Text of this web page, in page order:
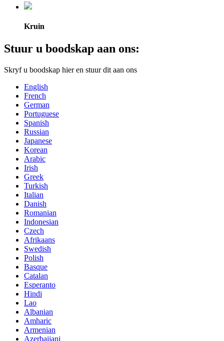
Kruin
Stuur u boodskap aan ons:
Skryf u boodskap hier en stuur dit aan ons
English
French
German
Portuguese
Spanish
Russian
Japanese
Korean
Arabic
Irish
Greek
Turkish
Italian
Danish
Romanian
Indonesian
Czech
Afrikaans
Swedish
Polish
Basque
Catalan
Esperanto
Hindi
Lao
Albanian
Amharic
Armenian
Azerbaijani